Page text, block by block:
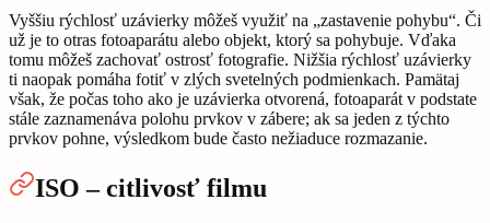
Vyššiu rýchlosť uzávierky môžeš využiť na „zastavenie pohybu“. Či
už je to otras fotoaparátu alebo objekt, ktorý sa pohybuje. Vďaka
tomu môžeš zachovať ostrosť fotografie. Nižšia rýchlosť uzávierky
ti naopak pomáha fotiť v zlých svetelných podmienkach. Pamätaj
však, že počas toho ako je uzávierka otvorená, fotoaparát v podstate
stále zaznamenáva polohu prvkov v zábere; ak sa jeden z týchto
prvkov pohne, výsledkom bude často nežiaduce rozmazanie.
ISO – citlivosť filmu